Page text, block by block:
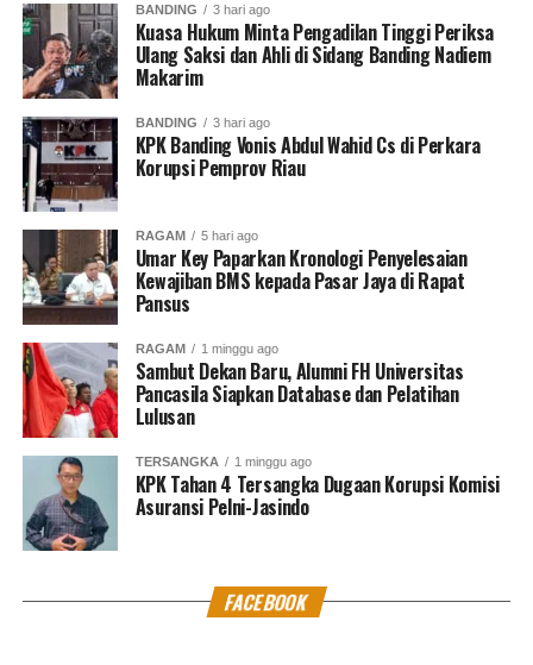
BANDING 3 hari ago
Kuasa Hukum Minta Pengadilan Tinggi Periksa
Ulang Saksi dan Ahli di Sidang Banding Nadiem
Makarim
BANDING 3 hari ago
KPK Banding Vonis Abdul Wahid Cs di Perkara
Korupsi Pemprov Riau
RAGAM 5 hari ago
Umar Key Paparkan Kronologi Penyelesaian
Kewajiban BMS kepada Pasar Jaya di Rapat
Pansus
RAGAM 1 minggu ago
Sambut Dekan Baru, Alumni FH Universitas
Pancasila Siapkan Database dan Pelatihan
Lulusan
TERSANGKA 1 minggu ago
KPK Tahan 4 Tersangka Dugaan Korupsi Komisi
Asuransi Pelni-Jasindo
FACEBOOK